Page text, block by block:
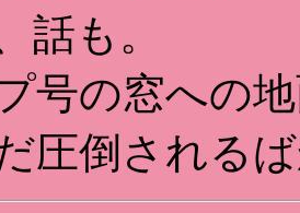
も。
号の窓への
圧倒される